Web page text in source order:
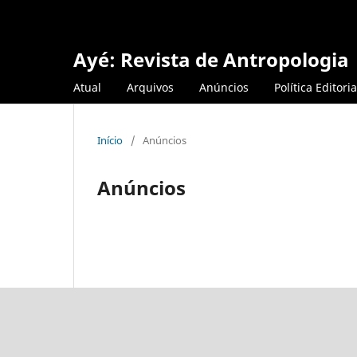
Ayé: Revista de Antropologia
Atual Arquivos Anúncios Política
Início / Anúncios
Anúncios